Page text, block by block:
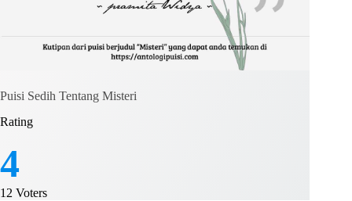
Puisi Sedih Tentang Misteri
Rating
4
12 Voters